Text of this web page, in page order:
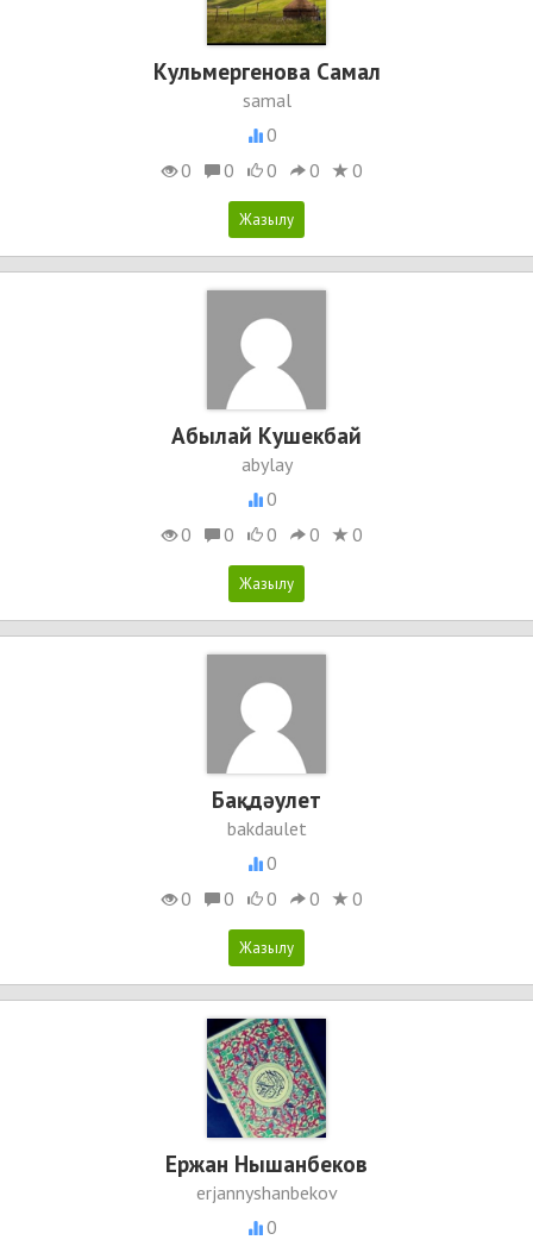
Кульмергенова Самал
samal
0
0
0 0 0 0
Абылай Кушекбай
abylay
0
0
0 0 0 0
Бақдәулет
bakdaulet
0
0
0 0 0 0
Ержан Нышанбеков
erjannyshanbekov
0